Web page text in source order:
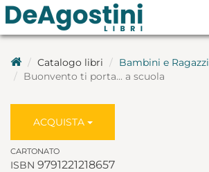
Catalogo libri
Bambini e Ragazzi
Buonvento ti porta... a scuola
ACQUISTA
CARTONATO
ISBN 9791221218657